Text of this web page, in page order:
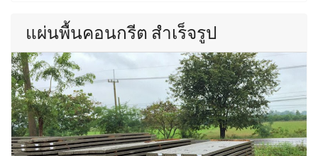
แผ่นพื้นคอนกรีต สำเร็จรูป